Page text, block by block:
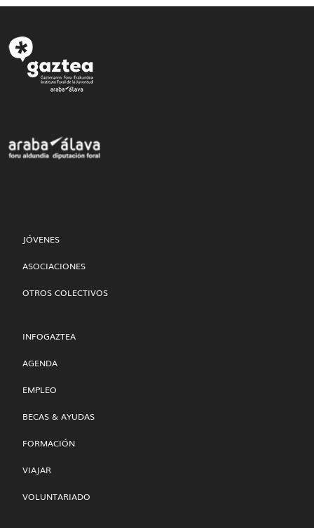
JÓVENES
ASOCIACIONES
OTROS COLECTIVOS
INFOGAZTEA
AGENDA
EMPLEO
BECAS & AYUDAS
FORMACIÓN
VIAJAR
VOLUNTARIADO